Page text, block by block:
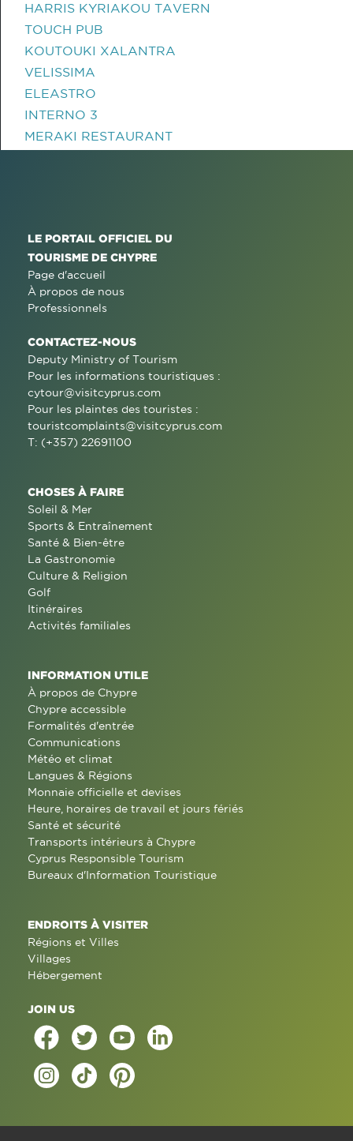
HARRIS KYRIAKOU TAVERN
TOUCH PUB
KOUTOUKI XALANTRA
VELISSIMA
ELEASTRO
INTERNO 3
MERAKI RESTAURANT
LE PORTAIL OFFICIEL DU
TOURISME DE CHYPRE
Page d'accueil
À propos de nous
Professionnels
CONTACTEZ-NOUS
Deputy Ministry of Tourism
Pour les informations touristiques :
cytour@visitcyprus.com
Pour les plaintes des touristes :
touristcomplaints@visitcyprus.com
T: (+357) 22691100
CHOSES À FAIRE
Soleil & Mer
Sports & Entraînement
Santé & Bien-être
La Gastronomie
Culture & Religion
Golf
Itinéraires
Activités familiales
INFORMATION UTILE
À propos de Chypre
Chypre accessible
Formalités d'entrée
Communications
Météo et climat
Langues & Régions
Monnaie officielle et devises
Heure, horaires de travail et jours fériés
Santé et sécurité
Transports intérieurs à Chypre
Cyprus Responsible Tourism
Bureaux d'Information Touristique
ENDROITS À VISITER
Régions et Villes
Villages
Hébergement
JOIN US